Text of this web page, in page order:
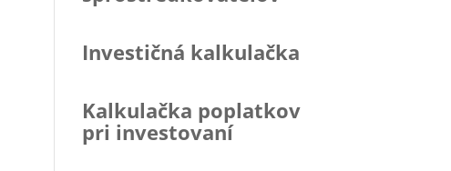
Investičná kalkulačka
Kalkulačka poplatkov
pri investovaní